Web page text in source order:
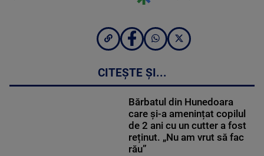
CITEȘTE ȘI...
Bărbatul din Hunedoara
care și-a amenințat copilul
de 2 ani cu un cutter a fost
reținut. „Nu am vrut să fac
rău”